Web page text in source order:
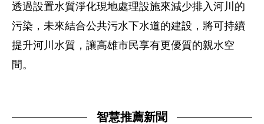
透過設置水質淨化現地處理設施來減少排入河川的
污染，未來結合公共污水下水道的建設，將可持續
提升河川水質，讓高雄市民享有更優質的親水空
間。
智慧推薦新聞